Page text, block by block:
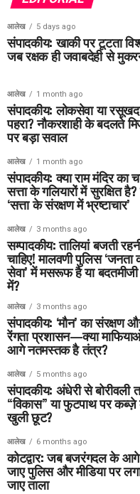
आलेख 5 days ago
संपादकीय: खाकी पर टूटता
जब रक्षक ही जवाबदेही से
आलेख 1 month ago
संपादकीय: लोकसेवा या
पहरा? नौकरशाही के बदलते
पर बड़ा सवाल
आलेख 1 month ago
संपादकीय: क्या राम मंदिर का
सत्ता के गलियारों में सुरक्षित है?
‘सत्ता के संरक्षण में भ्रष्टाचार’
आलेख 3 months ago
सम्पादकीय: तालियां बजती
चाहिए! मालवणी पुलिस ‘जनता
सेवा’ में मसरूफ है या
में?
आलेख 3 months ago
संपादकीय: ‘मौन’ का संरक्षण
रेंगता प्रशासन—क्या
आगे नतमस्तक है तंत्र?
आलेख 5 months ago
संपादकीय: अंधेरी से बोरीवली
“विकास” या फुटपाथ पर कब्ज़े
खुली छूट?
आलेख 6 months ago
कोटद्वार: जब बजरंगदल के
जाए पुलिस और मीडिया पर
जाए ताला